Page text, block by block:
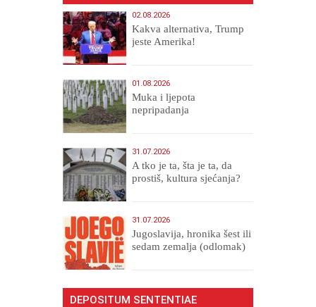
02.08.2026
Kakva alternativa, Trump
jeste Amerika!
01.08.2026
Muka i ljepota
nepripadanja
31.07.2026
A tko je ta, šta je ta, da
prostiš, kultura sjećanja?
31.07.2026
Jugoslavija, hronika šest ili
sedam zemalja (odlomak)
DEPOSITUM SENTENTIAE